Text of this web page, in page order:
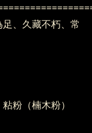
、久藏不朽、常
粉（楠木粉）